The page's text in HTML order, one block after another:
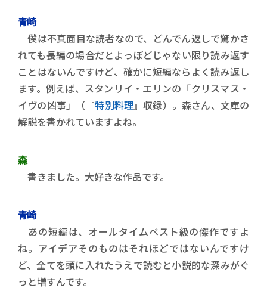
青崎
僕は不真面目な読者なので、どんでん返しで驚かさ
れても長編の場合だとよっぽどじゃない限り読み返す
ことはないんですけど、確かに短編ならよく読み返し
ます。例えば、スタンリイ・エリンの「クリスマス・
イヴの凶事」（『特別料理』収録）。森さん、文庫の
解説を書かれていますよね。
森
書きました。大好きな作品です。
青崎
あの短編は、オールタイムベスト級の傑作ですよ
ね。アイデアそのものはそれほどではないんですけ
ど、全てを頭に入れたうえで読むと小説的な深みがぐ
っと増すんです。